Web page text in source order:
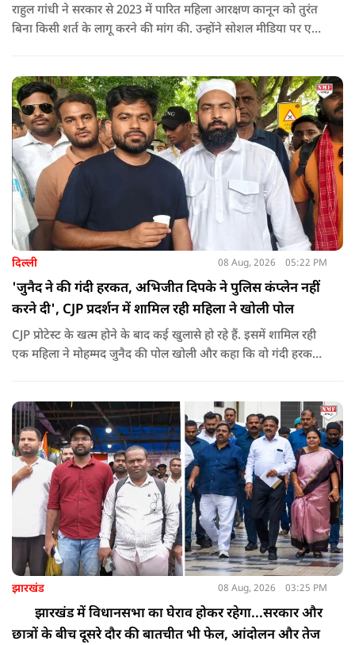
राहुल गांधी ने सरकार से 2023 में पारित महिला आरक्षण कानून को तुरंत
बिना किसी शर्त के लागू करने की मांग की. उन्होंने सोशल मीडिया पर एक
दिल्ली 08 Aug, 2026 05:22 PM
'जुनैद ने की गंदी हरकत, अभिजीत दिपके ने पुलिस कंप्लेन नहीं
करने दी', CJP प्रदर्शन में शामिल रही महिला ने खोली पोल
CJP प्रोटेस्ट के खत्म होने के बाद कई खुलासे हो रहे हैं. इसमें शामिल रही
एक महिला ने मोहम्मद जुनैद की पोल खोली और कहा कि वो गंदी हरकतें
दिया.
झारखंड 08 Aug, 2026 03:25 PM
झारखंड में विधानसभा का घेराव होकर रहेगा...सरकार और
छात्रों के बीच दूसरे दौर की बातचीत भी फेल, आंदोलन और तेज